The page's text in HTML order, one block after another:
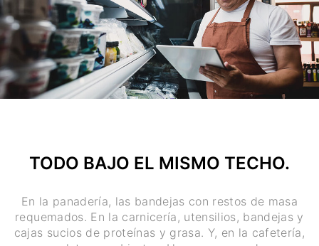
TODO BAJO EL MISMO TECHO.
En la panadería, las bandejas con restos de masa
requemados. En la carnicería, utensilios, bandejas y
cajas sucios de proteínas y grasa. Y, en la cafetería,